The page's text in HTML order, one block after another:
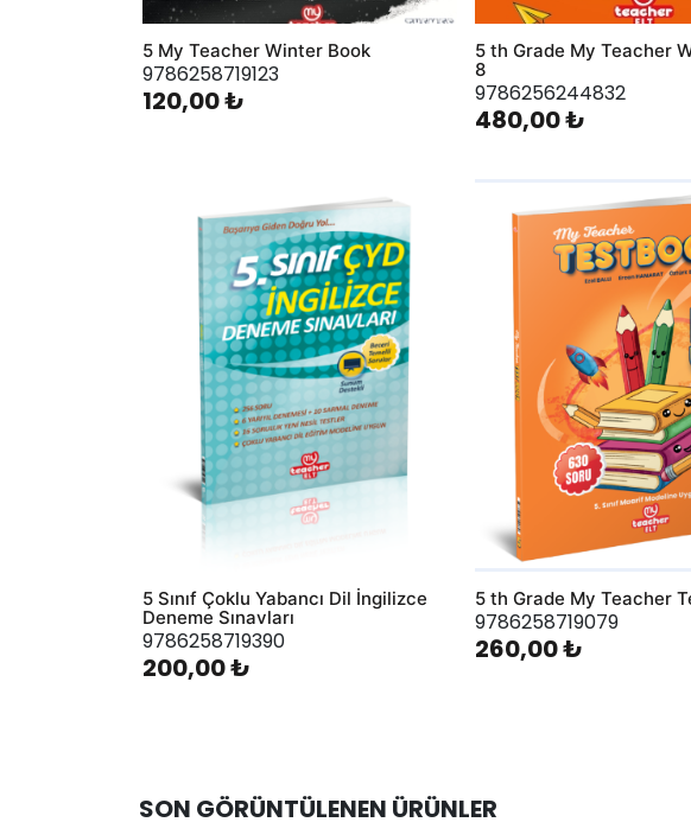
5 My Teacher Winter Book
9786258719123
120,00 ₺
5 th Grade My Teacher
8
9786256244832
480,00 ₺
AddToWishlist
5 Sınıf Çoklu Yabancı Dil İngilizce
Deneme Sınavları
9786258719390
200,00 ₺
AddToWishlist
5 th Grade My Teacher
9786258719079
260,00 ₺
SON GÖRÜNTÜLENEN ÜRÜNLER